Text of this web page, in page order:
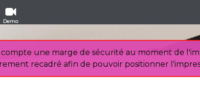
Demo
une marge de sécurité au moment de
recadré afin de pouvoir positionner